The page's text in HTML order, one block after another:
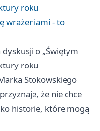
roku
wrażeniami - to
dyskusji o „Świętym
roku
Stokowskiego
że nie chce
historie, które mogą